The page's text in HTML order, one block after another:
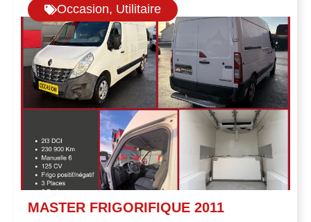
Occasion, Utilitaire
MASTER FRIGORIFIQUE 2011